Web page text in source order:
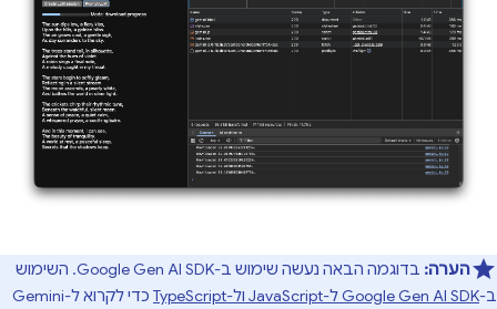
הערה:
בדוגמה הבאה נעשה שימוש ב-Google Gen AI SDK. השימוש
ב-Google Gen AI SDK ל-JavaScript ול-TypeScript
כדי לקרוא ל-Gemini